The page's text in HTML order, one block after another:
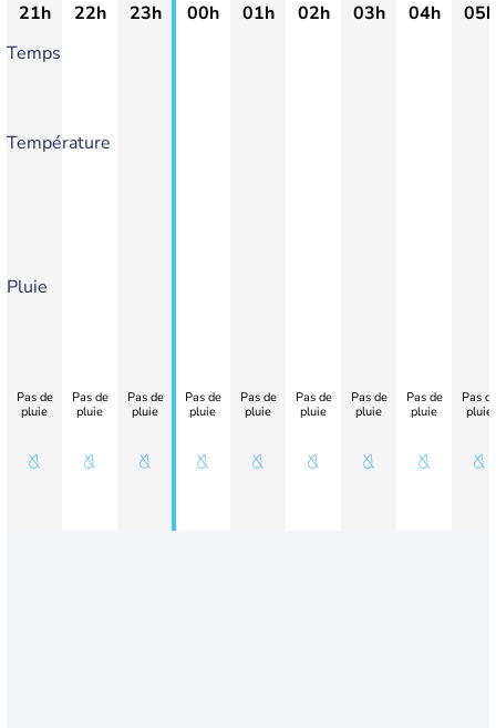
21h 22h 23h 00h 01h 02h 03h 04h
05h
Temps
Température
Pluie
Pas de
pluie
Pas de
pluie
Pas de
pluie
Pas de
pluie
Pas de
pluie
Pas de
pluie
Pas de
pluie
Pas de
pluie
Pas
pluie